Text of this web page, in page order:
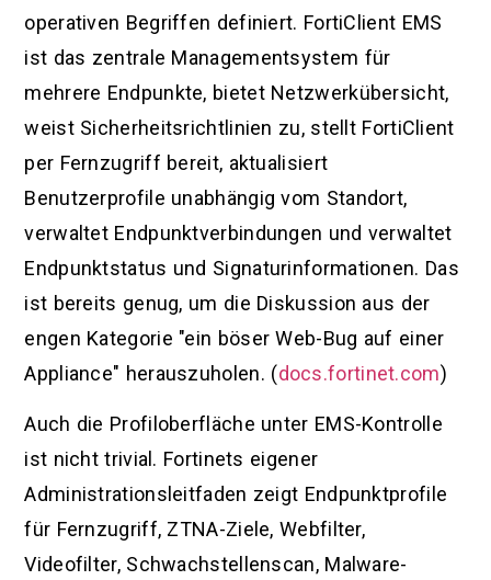
operativen Begriffen definiert. FortiClient EMS
ist das zentrale Managementsystem für
mehrere Endpunkte, bietet Netzwerkübersicht,
weist Sicherheitsrichtlinien zu, stellt FortiClient
per Fernzugriff bereit, aktualisiert
Benutzerprofile unabhängig vom Standort,
verwaltet Endpunktverbindungen und verwaltet
Endpunktstatus und Signaturinformationen. Das
ist bereits genug, um die Diskussion aus der
engen Kategorie "ein böser Web-Bug auf einer
Appliance" herauszuholen. (docs.fortinet.com)
Auch die Profiloberfläche unter EMS-Kontrolle
ist nicht trivial. Fortinets eigener
Administrationsleitfaden zeigt Endpunktprofile
für Fernzugriff, ZTNA-Ziele, Webfilter,
Videofilter, Schwachstellenscan, Malware-